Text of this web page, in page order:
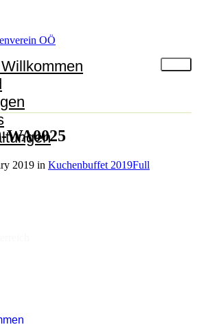
WA0025
2019 in Kuchenbuffet 2019Full